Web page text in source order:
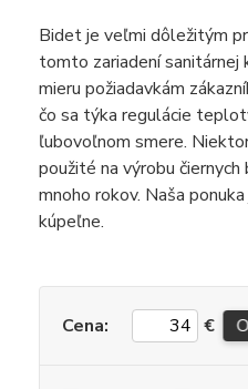
Bidet je veľmi dôležitým
tomto zariadení sanitárnej
mieru požiadavkám
čo sa týka regulácie
ľubovoľnom smere.
použité na výrobu
mnoho rokov. Naša
kúpeľne.
Cena: €